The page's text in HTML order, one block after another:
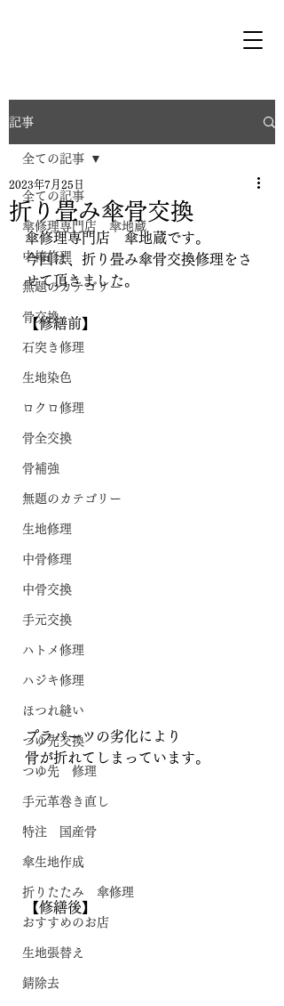
記事
全ての記事
傘修理専門店 傘地蔵
中棒修理
無題のカテゴリー
骨交換
石突き修理
生地染色
ロクロ修理
骨全交換
骨補強
無題のカテゴリー
生地修理
中骨修理
中骨交換
手元交換
ハトメ修理
ハジキ修理
ほつれ縫い
つゆ先交換
つゆ先 修理
手元革巻き直し
特注 国産骨
傘生地作成
折りたたみ 傘修理
おすすめのお店
生地張替え
錆除去
全ての記事
折り畳み傘骨交換
2023年7月25日
傘修理専門店　傘地蔵です。
今回は、折り畳み傘骨交換修理をさ
せて頂きました。
【修繕前】
プラパーツの劣化により
骨が折れてしまっています。
【修繕後】